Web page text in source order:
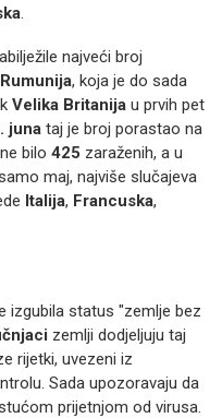
.
najveći broj
Rumunija, koja je do sada
Velika Britanija u prvih pet
juna taj je broj porastao na
bilo 425 zaraženih, a u
maj, najviše slučajeva
Italija, Francuska,
izgubila status "zemlje bez
zemlji dodjeljuju taj
rijetki, uvezeni iz
. Sada upozoravaju da
prijetnjom od virusa.